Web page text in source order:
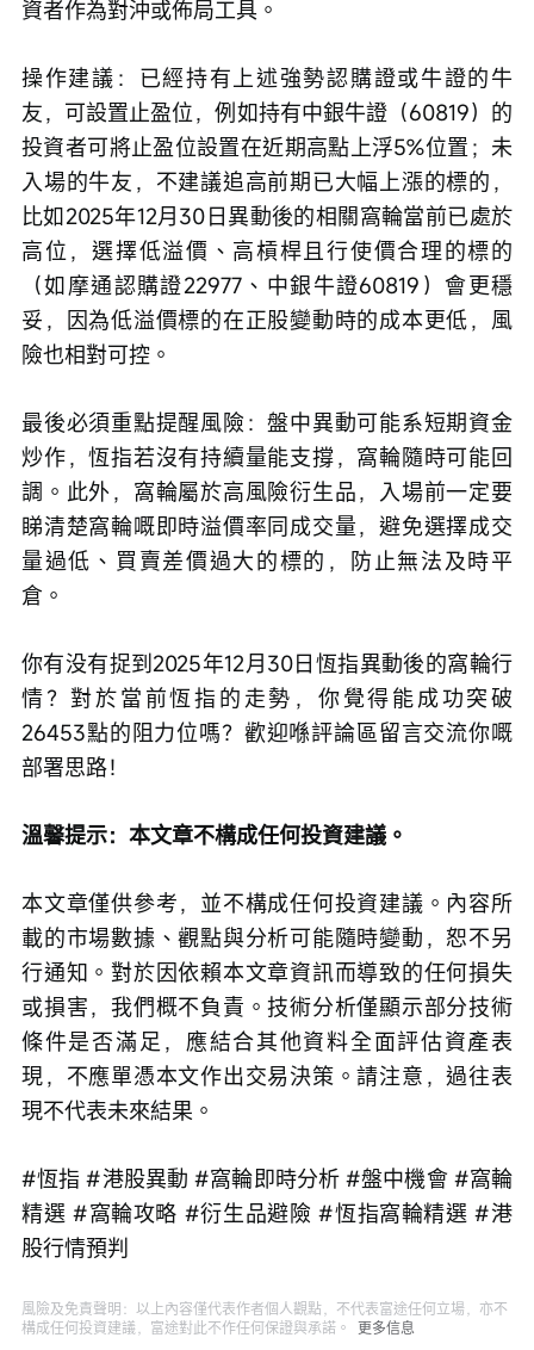
資者作為對沖或佈局工具。
操作建議：已經持有上述強勢認購證或牛證的牛
友，可設置止盈位，例如持有中銀牛證（60819）的
投資者可將止盈位設置在近期高點上浮5%位置；未
入場的牛友，不建議追高前期已大幅上漲的標的，
比如2025年12月30日異動後的相關窩輪當前已處於
高位，選擇低溢價、高槓桿且行使價合理的標的
（如摩通認購證22977、中銀牛證60819）會更穩
妥，因為低溢價標的在正股變動時的成本更低，風
險也相對可控。
最後必須重點提醒風險：盤中異動可能系短期資金
炒作，恆指若沒有持續量能支撐，窩輪隨時可能回
調。此外，窩輪屬於高風險衍生品，入場前一定要
睇清楚窩輪嘅即時溢價率同成交量，避免選擇成交
量過低、買賣差價過大的標的，防止無法及時平
倉。
你有没有捉到2025年12月30日恆指異動後的窩輪行
情？對於當前恆指的走勢，你覺得能成功突破
26453點的阻力位嗎？歡迎喺評論區留言交流你嘅
部署思路！
溫馨提示：本文章不構成任何投資建議。
本文章僅供參考，並不構成任何投資建議。內容所
載的市場數據、觀點與分析可能隨時變動，恕不另
行通知。對於因依賴本文章資訊而導致的任何損失
或損害，我們概不負責。技術分析僅顯示部分技術
條件是否滿足，應結合其他資料全面評估資產表
現，不應單憑本文作出交易決策。請注意，過往表
現不代表未來結果。
#恆指 #港股異動 #窩輪即時分析 #盤中機會 #窩輪
精選 #窩輪攻略 #衍生品避險 #恆指窩輪精選 #港
股行情預判
風險及免責聲明：以上內容僅代表作者個人觀點，不代表富途任何立場，亦不
構成任何投資建議，富途對此不作任何保證與承諾。
更多信息